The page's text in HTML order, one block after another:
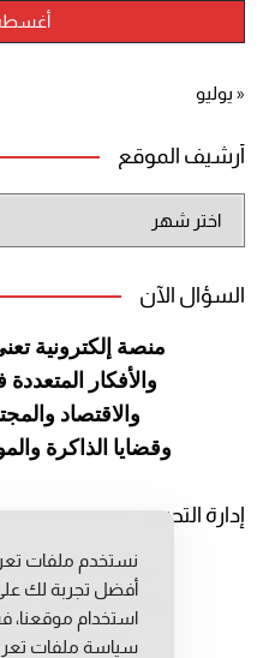
أغسطس
« يوليو
أرشيف الموقع
الموقع
السؤال الآن
منصة إلكترونية
والأفكار
والاقتصاد
وقضايا الذاكرة
إدارة التحرير
رئيس التحرير:
رئيس التحرير
مديرة
نستخدم ملفات
أفضل تجربة لك
استخدام
سياسة ملفات